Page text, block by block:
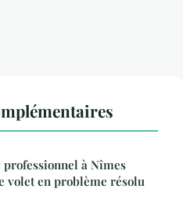
à Nîmes
volet en problème résolu